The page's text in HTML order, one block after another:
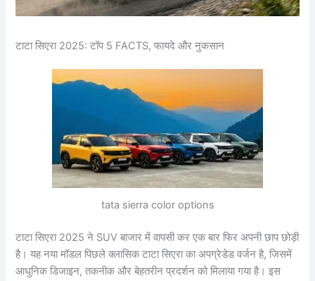
टाटा सिएरा 2025: टॉप 5 FACTS, फायदे और नुकसान
tata sierra color options
टाटा सिएरा 2025 ने SUV बाजार में वापसी कर एक बार फिर अपनी छाप छोड़ी
है। यह नया मॉडल पिछले क्लासिक टाटा सिएरा का अपग्रेडेड वर्जन है, जिसमें
आधुनिक डिजाइन, तकनीक और बेहतरीन प्रदर्शन को मिलाया गया है। इस